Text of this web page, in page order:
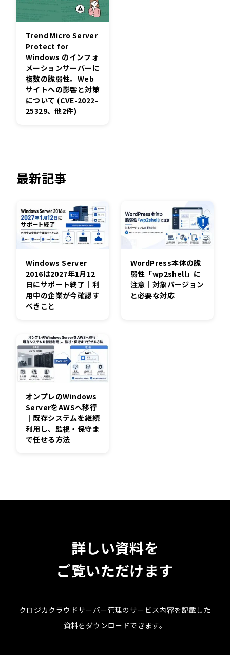
Trend Micro Server
Protect for
Windows のインフォ
メーションサーバーに
複数の脆弱性。Web
サイトへの影響と対策
について (CVE-2022-
25329、他2件)
最新記事
Windows Server
2016は2027年1月12
日にサポート終了｜利
用中の企業が今確認す
べきこと
WordPress本体の脆
弱性「wp2shell」に
注意｜対象バージョン
と必要な対応
オンプレのWindows
ServerをAWSへ移行
｜既存システムを継続
利用し、監視・保守ま
で任せる方法
詳しい資料を
ご覧いただけます
クロジカクラウドサーバー管理のサービス内容を記載した
資料をダウンロードできます。